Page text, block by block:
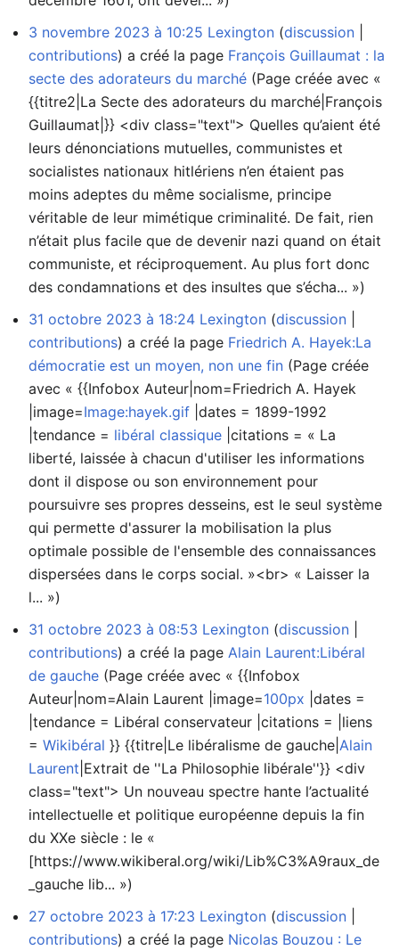
3 novembre 2023 à 10:25 Lexington discussion
contributions a créé la page François Guillaumat : la
secte des adorateurs du marché (Page créée avec «
{{titre2|La Secte des adorateurs du marché|François
Guillaumat|}} <div class="text"> Quelles qu’aient été
leurs dénonciations mutuelles, communistes et
socialistes nationaux hitlériens n’en étaient pas
moins adeptes du même socialisme, principe
véritable de leur mimétique criminalité. De fait, rien
n’était plus facile que de devenir nazi quand on était
communiste, et réciproquement. Au plus fort donc
des condamnations et des insultes que s’écha... »)
31 octobre 2023 à 18:24 Lexington discussion
contributions a créé la page Friedrich A. Hayek:La
démocratie est un moyen, non une fin (Page créée
avec « {{Infobox Auteur|nom=Friedrich A. Hayek
|image=Image:hayek.gif |dates = 1899-1992
|tendance = libéral classique |citations = « La
liberté, laissée à chacun d'utiliser les informations
dont il dispose ou son environnement pour
poursuivre ses propres desseins, est le seul système
qui permette d'assurer la mobilisation la plus
optimale possible de l'ensemble des connaissances
dispersées dans le corps social. »<br> « Laisser la
l... »)
31 octobre 2023 à 08:53 Lexington discussion
contributions a créé la page Alain Laurent:Libéral
de gauche (Page créée avec « {{Infobox
Auteur|nom=Alain Laurent |image=100px |dates =
|tendance = Libéral conservateur |citations = |liens
= Wikibéral }} {{titre|Le libéralisme de gauche| Alain
Laurent |Extrait de ''La Philosophie libérale''}} <div
class="text"> Un nouveau spectre hante l’actualité
intellectuelle et politique européenne depuis la fin
du XXe siècle : le «
[https://www.wikiberal.org/wiki/Lib%C3%A9raux_de
_gauche lib... »)
27 octobre 2023 à 17:23 Lexington discussion
contributions a créé la page Nicolas Bouzou : Le